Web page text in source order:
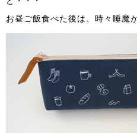
お昼ご飯食べた後は、時々睡魔